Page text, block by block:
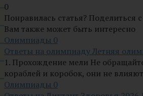
0
Понравилась статья? Поделиться
Вам также может быть интересно
Олимпиады 0
Ответы на олимпиаду Летняя
1. Прохождение мели Не
кораблей и коробок, они не влияют
Олимпиады 0